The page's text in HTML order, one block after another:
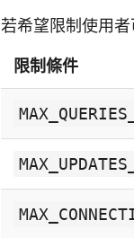
若希望限制使用
限制條件